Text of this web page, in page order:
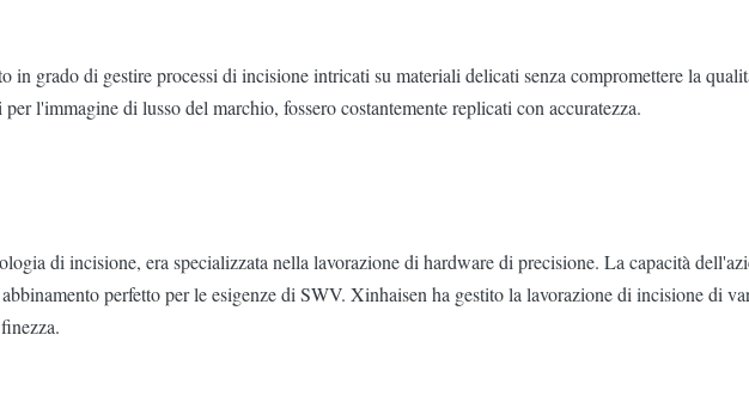
in grado di gestire processi di incisione intricati su materiali delicati senza compromettere la
l'immagine di lusso del marchio, fossero costantemente replicati con accuratezza.
di incisione, era specializzata nella lavorazione di hardware di precisione. La capacità
perfetto per le esigenze di SWV. Xinhaisen ha gestito la lavorazione di incisione di